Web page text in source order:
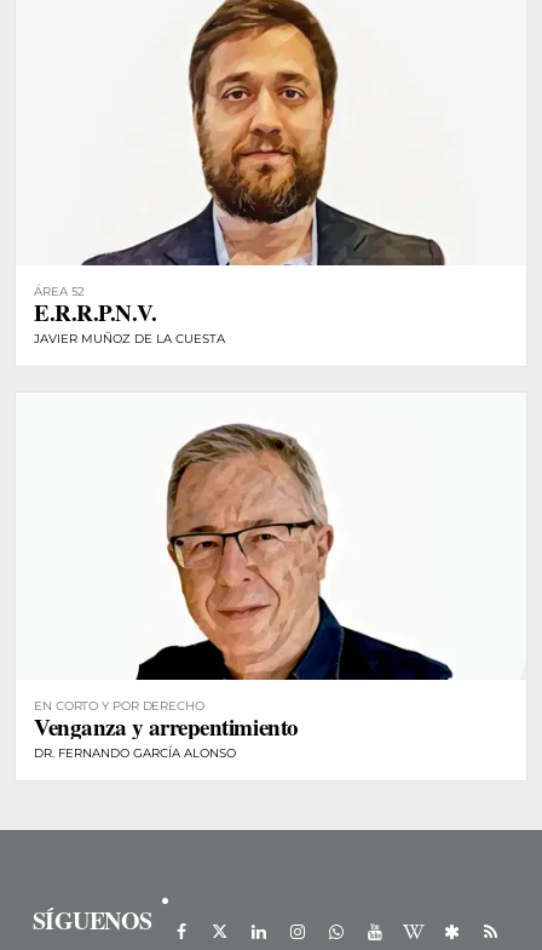
ÁREA 52
E.R.R.P.N.V.
JAVIER MUÑOZ DE LA CUESTA
EN CORTO Y POR DERECHO
Venganza y arrepentimiento
DR. FERNANDO GARCÍA ALONSO
SÍGUENOS